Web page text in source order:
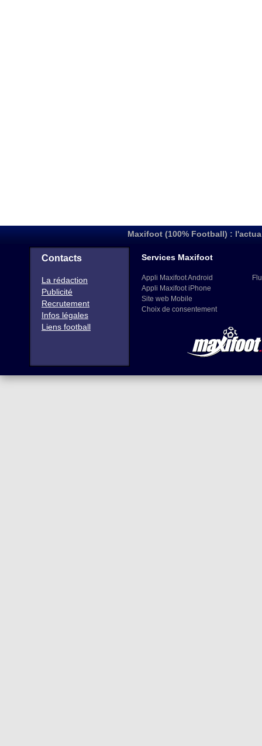
Maxifoot (100% Football) :
Contacts
La rédaction
Publicité
Recrutement
Infos légales
Liens football
Services Maxifoot
Appli Maxifoot Android
Appli Maxifoot iPhone
Site web Mobile
Choix de consentement